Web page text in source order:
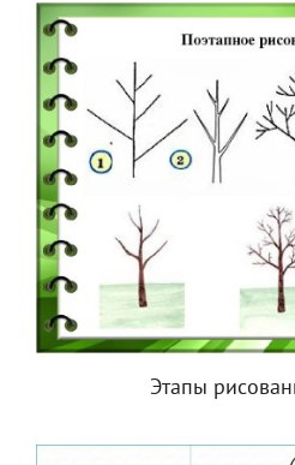
Этапы